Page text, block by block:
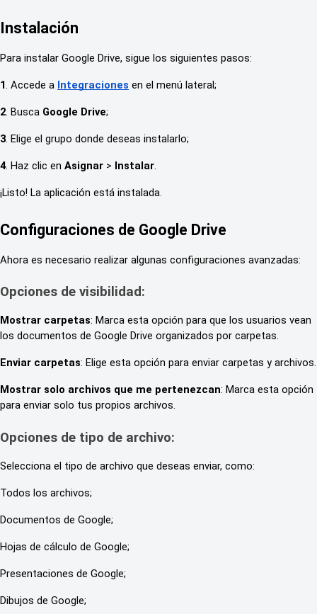
Instalación
Para instalar Google Drive, sigue los siguientes pasos:
1. Accede a Integraciones en el menú lateral;
2. Busca Google Drive;
3. Elige el grupo donde deseas instalarlo;
4. Haz clic en Asignar > Instalar.
¡Listo! La aplicación está instalada.
Configuraciones de Google Drive
Ahora es necesario realizar algunas configuraciones avanzadas:
Opciones de visibilidad:
Mostrar carpetas: Marca esta opción para que los usuarios vean
los documentos de Google Drive organizados por carpetas.
Enviar carpetas: Elige esta opción para enviar carpetas y archivos.
Mostrar solo archivos que me pertenezcan: Marca esta opción
para enviar solo tus propios archivos.
Opciones de tipo de archivo:
Selecciona el tipo de archivo que deseas enviar, como:
Todos los archivos;
Documentos de Google;
Hojas de cálculo de Google;
Presentaciones de Google;
Dibujos de Google;